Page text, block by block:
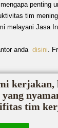
penting
tim
melayani Jasa
anda disini.
tim